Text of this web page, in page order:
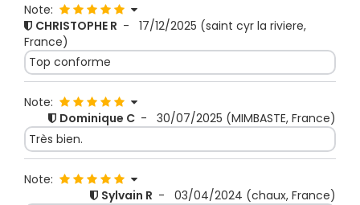
Note:
CHRISTOPHE R - 17/12/2025 (saint cyr la riviere,
France)
Top conforme
Note:
Dominique C - 30/07/2025 (MIMBASTE, France)
Très bien.
Note:
Sylvain R - 03/04/2024 (chaux, France)